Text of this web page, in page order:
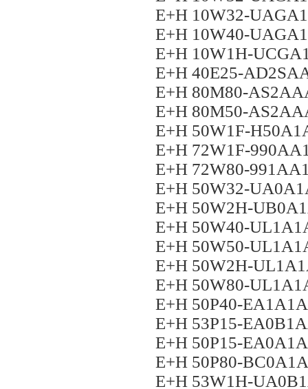
E+H 10W32-
E+H 10W40-
E+H 10W1H-
E+H 40E25-
E+H 80M80-
E+H 80M50-
E+H 50W1F-
E+H 72W1F-
E+H 72W80-
E+H 50W32-
E+H 50W2H-
E+H 50W40-
E+H 50W50-
E+H 50W2H-
E+H 50W80-
E+H 50P40-
E+H 53P15-
E+H 50P15-
E+H 50P80-
E+H 53W1H-